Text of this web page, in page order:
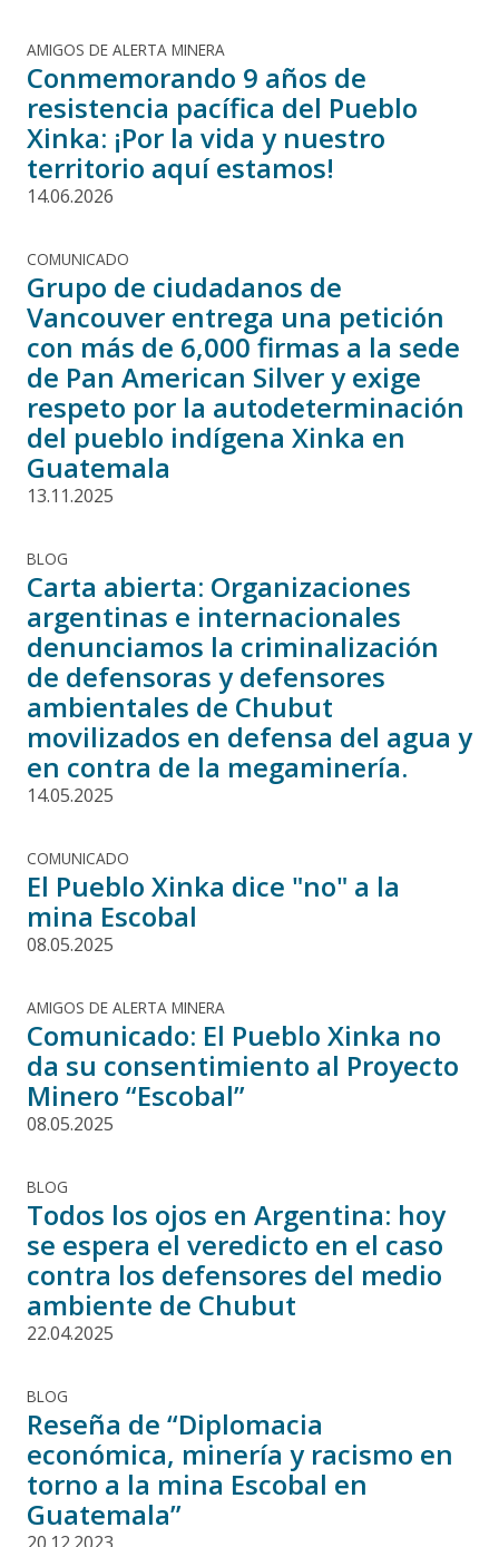
AMIGOS DE ALERTA MINERA
Conmemorando 9 años de
resistencia pacífica del Pueblo
Xinka: ¡Por la vida y nuestro
territorio aquí estamos!
14.06.2026
COMUNICADO
Grupo de ciudadanos de
Vancouver entrega una petición
con más de 6,000 firmas a la sede
de Pan American Silver y exige
respeto por la autodeterminación
del pueblo indígena Xinka en
Guatemala
13.11.2025
BLOG
Carta abierta: Organizaciones
argentinas e internacionales
denunciamos la criminalización
de defensoras y defensores
ambientales de Chubut
movilizados en defensa del agua y
en contra de la megaminería.
14.05.2025
COMUNICADO
El Pueblo Xinka dice "no" a la
mina Escobal
08.05.2025
AMIGOS DE ALERTA MINERA
Comunicado: El Pueblo Xinka no
da su consentimiento al Proyecto
Minero “Escobal”
08.05.2025
BLOG
Todos los ojos en Argentina: hoy
se espera el veredicto en el caso
contra los defensores del medio
ambiente de Chubut
22.04.2025
BLOG
Reseña de “Diplomacia
económica, minería y racismo en
torno a la mina Escobal en
Guatemala”
20.12.2023